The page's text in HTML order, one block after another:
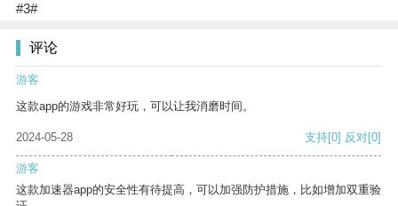
#3#
评论
游客
这款app的游戏非常好玩，可以让我消磨时间。
2024-05-28 支持[0] 反对[0]
游客
这款加速器app的安全性有待提高，可以加强防护措施，比如增加双重验